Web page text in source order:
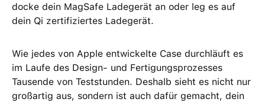
docke dein MagSafe Ladegerät an oder leg es auf
dein Qi zertifiziertes Ladegerät.
Wie jedes von Apple entwickelte Case durchläuft es
im Laufe des Design‑ und Fertigungsprozesses
Tausende von Teststunden. Deshalb sieht es nicht nur
großartig aus, sondern ist auch dafür gemacht, dein